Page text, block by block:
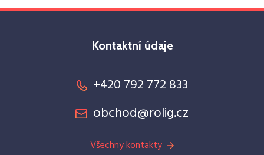
Kontaktní údaje
+420 792 772 833
obchod@rolig.cz
Všechny kontakty